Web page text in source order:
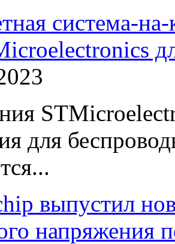
система-
для
выпустил
напряжения